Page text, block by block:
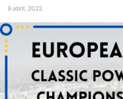
9 abril, 2022